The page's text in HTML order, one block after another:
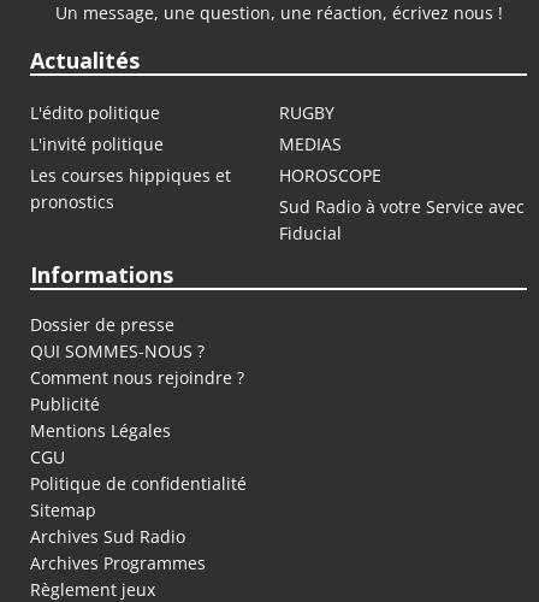
Un message, une question, une réaction, écrivez nous !
Actualités
L'édito politique
RUGBY
L'invité politique
MEDIAS
Les courses hippiques et
pronostics
HOROSCOPE
Sud Radio à votre Service avec
Fiducial
Informations
Dossier de presse
QUI SOMMES-NOUS ?
Comment nous rejoindre ?
Publicité
Mentions Légales
CGU
Politique de confidentialité
Sitemap
Archives Sud Radio
Archives Programmes
Règlement jeux